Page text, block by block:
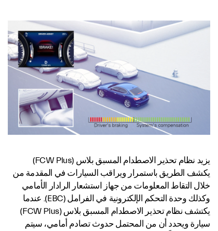
نظام تحذير الاصطدام
المسبق بلاس
يزيد نظام تحذير الاصطدام المسبق بلاس (FCW Plus)
يكشف الطريق باستمرار ويراقب السيارات في المقدمة من
خلال التقاط المعلومات من جهاز استشعار الرادار الأمامي
وكذلك وحدة التحكم الإلكترونية في الفرامل (EBC). عندما
يكتشف نظام تحذير الاصطدام المسبق بلاس (FCW Plus)
سيارة ويحدد أن من المحتمل حدوث تصادم أمامي، سيتم